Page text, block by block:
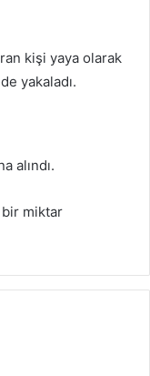
kişi yaya olarak
yakaladı.
alındı.
bir miktar